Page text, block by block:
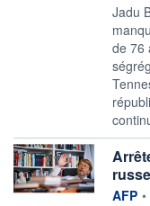
Jadu
de 76
AFP •